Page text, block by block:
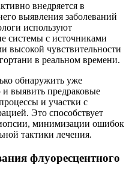
внедряется в
выявления заболеваний
используют
системы с источниками
высокой чувствительности
в реальном времени.
обнаружить уже
выявить предраковые
и участки с
Это способствует
минимизации ошибок
тактики лечения.
флуоресцентного